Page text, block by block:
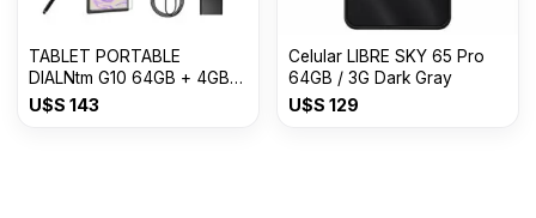
TABLET PORTABLE
DIALNtm G10 64GB + 4GB
10¨
U$S 143
Celular LIBRE SKY 65 Pro
64GB / 3G Dark Gray
U$S 129